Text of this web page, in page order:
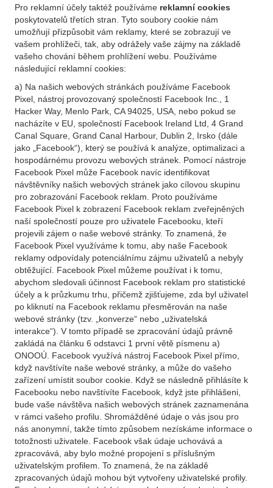
Pro reklamní účely taktéž používáme reklamní cookies
poskytovatelů třetích stran. Tyto soubory cookie nám
umožňují přizpůsobit vám reklamy, které se zobrazují ve
vašem prohlížeči, tak, aby odrážely vaše zájmy na základě
vašeho chování během prohlížení webu. Používáme
následující reklamní cookies:
a) Na našich webových stránkách používáme Facebook
Pixel, nástroj provozovaný společností Facebook Inc., 1
Hacker Way, Menlo Park, CA 94025, USA, nebo pokud se
nacházíte v EU, společností Facebook Ireland Ltd, 4 Grand
Canal Square, Grand Canal Harbour, Dublin 2, Irsko (dále
jako „Facebook“), který se používá k analýze, optimalizaci a
hospodárnému provozu webových stránek. Pomocí nástroje
Facebook Pixel může Facebook navíc identifikovat
návštěvníky našich webových stránek jako cílovou skupinu
pro zobrazování Facebook reklam. Proto používáme
Facebook Pixel k zobrazení Facebook reklam zveřejněných
naší společností pouze pro uživatele Facebooku, kteří
projevili zájem o naše webové stránky. To znamená, že
Facebook Pixel využíváme k tomu, aby naše Facebook
reklamy odpovídaly potenciálnímu zájmu uživatelů a nebyly
obtěžující. Facebook Pixel můžeme používat i k tomu,
abychom sledovali účinnost Facebook reklam pro statistické
účely a k průzkumu trhu, přičemž zjišťujeme, zda byl uživatel
po kliknutí na Facebook reklamu přesměrován na naše
webové stránky (tzv. „konverze“ nebo „uživatelská
interakce“). V tomto případě se zpracování údajů právně
zakládá na článku 6 odstavci 1 první větě písmenu a)
ONOOÚ. Facebook využívá nástroj Facebook Pixel přímo,
když navštívíte naše webové stránky, a může do vašeho
zařízení umístit soubor cookie. Když se následně přihlásíte k
Facebooku nebo navštívíte Facebook, když jste přihlášeni,
bude vaše návštěva našich webových stránek zaznamenána
v rámci vašeho profilu. Shromážděné údaje o vás jsou pro
nás anonymní, takže tímto způsobem nezískáme informace o
totožnosti uživatele. Facebook však údaje uchovává a
zpracovává, aby bylo možné propojení s příslušným
uživatelským profilem. To znamená, že na základě
zpracovaných údajů mohou být vytvořeny uživatelské profily.